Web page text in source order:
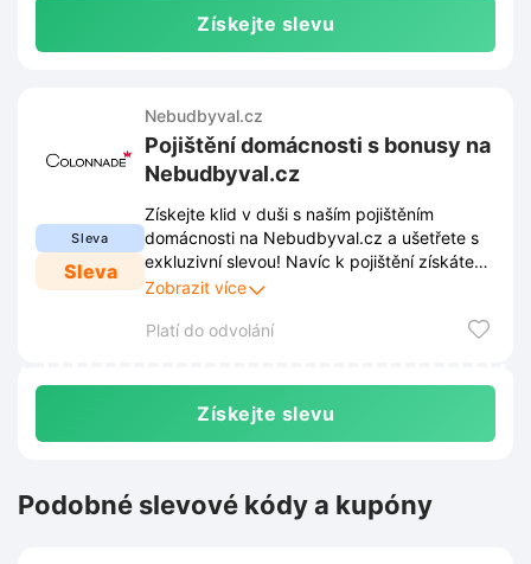
Získejte slevu
Sleva
Sleva
Nebudbyval.cz
Pojištění domácnosti s bonusy na
Nebudbyval.cz
Získejte klid v duši s naším pojištěním
domácnosti na Nebudbyval.cz a ušetřete s
exkluzivní slevou! Navíc k pojištění získáte
atraktivní bonusy, které vám pomohou
Zobrazit více
Platí do odvolání
Získejte slevu
Podobné slevové kódy a kupóny